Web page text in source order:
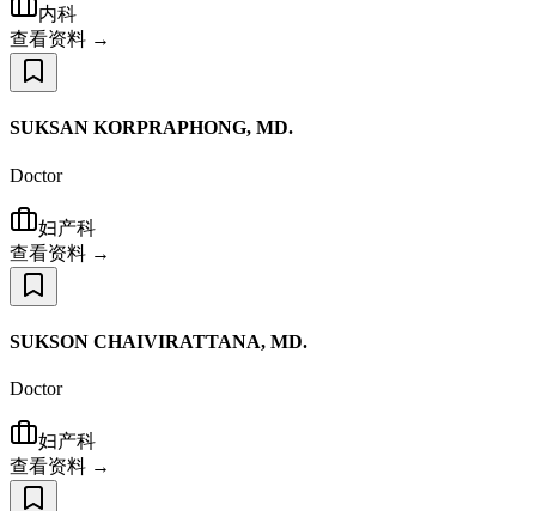
内科
查看资料 →
SUKSAN KORPRAPHONG, MD.
Doctor
妇产科
查看资料 →
SUKSON CHAIVIRATTANA, MD.
Doctor
妇产科
查看资料 →